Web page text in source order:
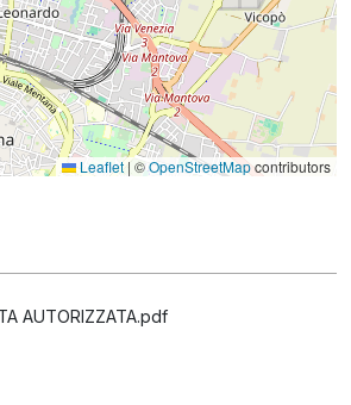
Leaflet | ©OpenStreetMapcontributors
AUTORIZZATA.pdf